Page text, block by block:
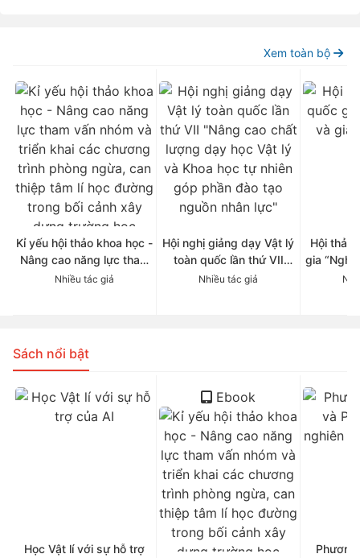
Xem toàn bộ
Kỉ yếu hội thảo khoa học -
Nâng cao năng lực tham
vấn nhóm và triển khai
dựng trường học thông
minh tại Việt Nam
Nhiều tác giả
Hội nghị giảng dạy Vật lý
toàn quốc lần thứ VII
"Nâng cao chất lượng
Nhiều tác giả
Hội thảo
gia
dạy
Sách nổi bật
Học Vật lí với sự hỗ trợ
Ebook